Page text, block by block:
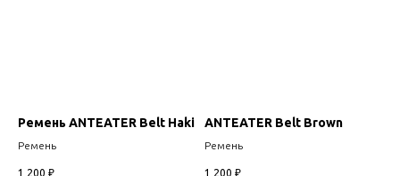
Ремень ANTEATER Belt Haki
Ремень
1 200 ₽
ANTEATER Belt Brown
Ремень
1 200 ₽